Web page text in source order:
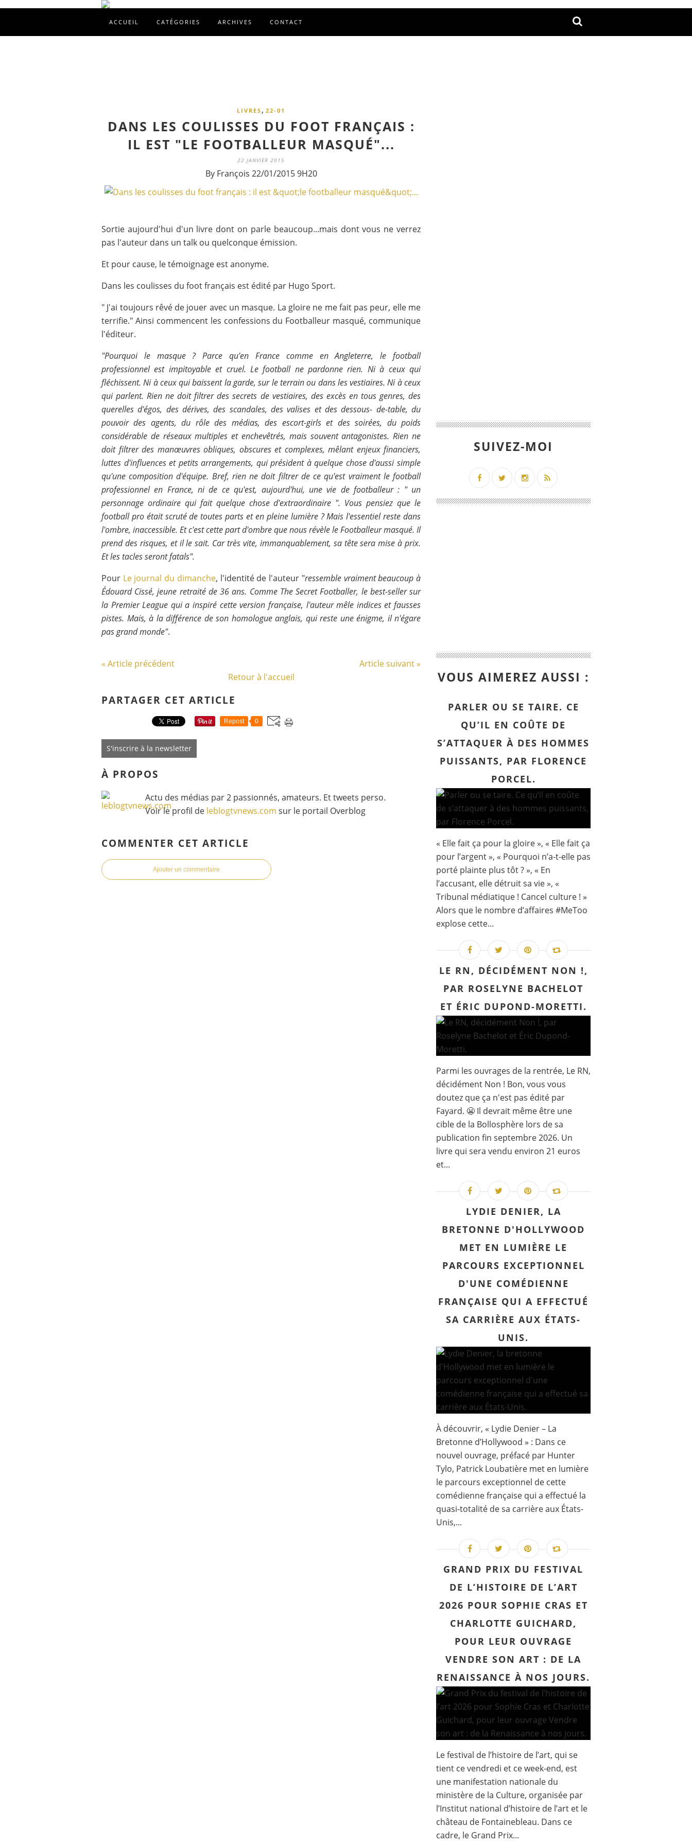
ACCUEIL CATÉGORIES ARCHIVES CONTACT
LIVRES , 22-01
DANS LES COULISSES DU FOOT FRANÇAIS :
IL EST "LE FOOTBALLEUR MASQUÉ"...
22 JANVIER 2015
By François 22/01/2015 9H20
Sortie aujourd'hui d'un livre dont on parle beaucoup...mais dont vous ne verrez
pas l'auteur dans un talk ou quelconque émission.
Et pour cause, le témoignage est anonyme.
Dans les coulisses du foot français est édité par Hugo Sport.
" J'ai toujours rêvé de jouer avec un masque. La gloire ne me fait pas peur, elle me
terrifie." Ainsi commencent les confessions du Footballeur masqué, communique
l'éditeur.
"Pourquoi le masque ? Parce qu'en France comme en Angleterre, le football
professionnel est impitoyable et cruel. Le football ne pardonne rien. Ni à ceux qui
fléchissent. Ni à ceux qui baissent la garde, sur le terrain ou dans les vestiaires. Ni à ceux
qui parlent. Rien ne doit filtrer des secrets de vestiaires, des excès en tous genres, des
querelles d'égos, des dérives, des scandales, des valises et des dessous- de-table, du
pouvoir des agents, du rôle des médias, des escort-girls et des soirées, du poids
considérable de réseaux multiples et enchevêtrés, mais souvent antagonistes. Rien ne
doit filtrer des manœuvres obliques, obscures et complexes, mêlant enjeux financiers,
luttes d'influences et petits arrangements, qui président à quelque chose d'aussi simple
qu'une composition d'équipe. Bref, rien ne doit filtrer de ce qu'est vraiment le football
professionnel en France, ni de ce qu'est, aujourd'hui, une vie de footballeur : " un
personnage ordinaire qui fait quelque chose d'extraordinaire ". Vous pensiez que le
football pro était scruté de toutes parts et en pleine lumière ? Mais l'essentiel reste dans
l'ombre, inaccessible. Et c'est cette part d'ombre que nous révèle le Footballeur masqué. Il
prend des risques, et il le sait. Car très vite, immanquablement, sa tête sera mise à prix.
Et les tacles seront fatals".
Pour Le journal du dimanche, l'identité de l'auteur "ressemble vraiment beaucoup à
Édouard Cissé, jeune retraité de 36 ans. Comme The Secret Footballer, le best-seller sur
la Premier League qui a inspiré cette version française, l'auteur mêle indices et fausses
pistes. Mais, à la différence de son homologue anglais, qui reste une énigme, il n'égare
pas grand monde".
« Article précédent
Article suivant »
Retour à l'accueil
PARTAGER CET ARTICLE
Repost 0
S'inscrire à la newsletter
À PROPOS
Actu des médias par 2 passionnés, amateurs. Et tweets perso.
Voir le profil de leblogtvnews.com sur le portail Overblog
COMMENTER CET ARTICLE
Ajouter un commentaire
SUIVEZ-MOI
VOUS AIMEREZ AUSSI :
PARLER OU SE TAIRE. CE
QU’IL EN COÛTE DE
S’ATTAQUER À DES HOMMES
PUISSANTS, PAR FLORENCE
PORCEL.
« Elle fait ça pour la gloire », « Elle fait ça
pour l’argent », « Pourquoi n’a-t-elle pas
porté plainte plus tôt ? », « En
l’accusant, elle détruit sa vie », «
Tribunal médiatique ! Cancel culture ! »
Alors que le nombre d’affaires #MeToo
explose cette...
LE RN, DÉCIDÉMENT NON !,
PAR ROSELYNE BACHELOT
ET ÉRIC DUPOND-MORETTI.
Parmi les ouvrages de la rentrée, Le RN,
décidément Non ! Bon, vous vous
doutez que ça n'est pas édité par
Fayard. 😬 Il devrait même être une
cible de la Bollosphère lors de sa
publication fin septembre 2026. Un
livre qui sera vendu environ 21 euros
et...
LYDIE DENIER, LA
BRETONNE D'HOLLYWOOD
MET EN LUMIÈRE LE
PARCOURS EXCEPTIONNEL
D'UNE COMÉDIENNE
FRANÇAISE QUI A EFFECTUÉ
SA CARRIÈRE AUX ÉTATS-
UNIS.
À découvrir, « Lydie Denier – La
Bretonne d’Hollywood » : Dans ce
nouvel ouvrage, préfacé par Hunter
Tylo, Patrick Loubatière met en lumière
le parcours exceptionnel de cette
comédienne française qui a effectué la
quasi-totalité de sa carrière aux États-
Unis,...
GRAND PRIX DU FESTIVAL
DE L’HISTOIRE DE L’ART
2026 POUR SOPHIE CRAS ET
CHARLOTTE GUICHARD,
POUR LEUR OUVRAGE
VENDRE SON ART : DE LA
RENAISSANCE À NOS JOURS.
Le festival de l’histoire de l’art, qui se
tient ce vendredi et ce week-end, est
une manifestation nationale du
ministère de la Culture, organisée par
l’Institut national d’histoire de l’art et le
château de Fontainebleau. Dans ce
cadre, le Grand Prix...